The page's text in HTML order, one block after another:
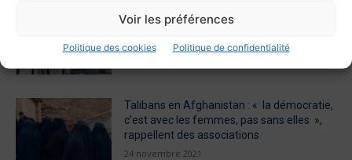
Voir les préférences
Politique des cookies Politique de confidentialité
Solidarität mit afghanischen Mädchen und
25 novembre 2021
Talibans en Afghanistan : « la démocratie,
c’est avec les femmes, pas sans elles »,
rappellent des associations
24 novembre 2021